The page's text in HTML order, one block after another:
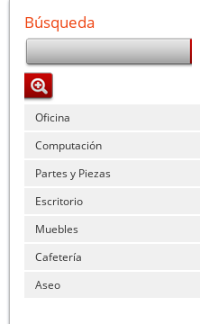
Búsqueda
Oficina
Computación
Partes y Piezas
Escritorio
Muebles
Cafetería
Aseo